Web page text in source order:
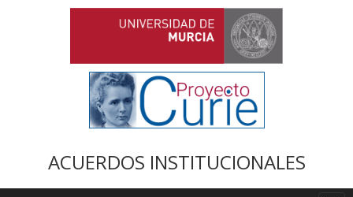
ACUERDOS INSTITUCIONALES